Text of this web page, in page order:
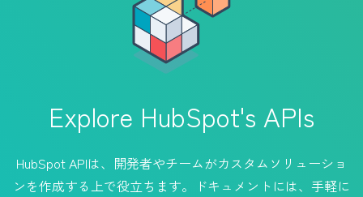
Explore HubSpot's APIs
HubSpot APIは、開発者やチームがカスタムソリューショ
ンを作成する上で役立ちます。ドキュメントには、手軽に